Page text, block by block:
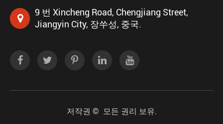
9 번 Xincheng Road, Chengjiang Street,
Jiangyin City, 장쑤성, 중국.
저작권 © 모든 권리 보유.